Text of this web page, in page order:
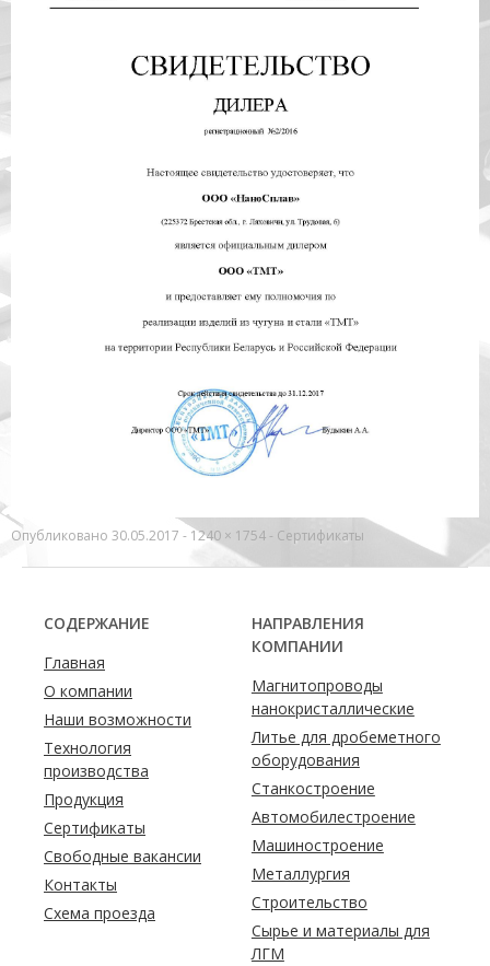
Опубликовано 30.05.2017 - 1240 × 1754 - Сертификаты
СОДЕРЖАНИЕ
Главная
О компании
Наши возможности
Технология
производства
Продукция
Сертификаты
Свободные вакансии
Контакты
Схема проезда
НАПРАВЛЕНИЯ
КОМПАНИИ
Магнитопроводы
нанокристаллические
Литье для дробеметного
оборудования
Станкостроение
Автомобилестроение
Машиностроение
Металлургия
Строительство
Сырье и материалы для
ЛГМ